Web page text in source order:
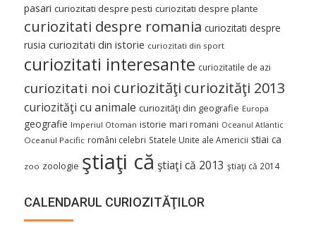
pasari curiozitati despre pesti curiozitati despre plante
curiozitati despre romania curiozitati despre
rusia curiozitati din istorie curiozitati din sport
curiozitati interesante curiozitatile de azi
curiozitati noi curiozităţi curiozităţi 2013
curiozităţi cu animale curiozităţi din geografie Europa
geografie Imperiul Otoman istorie mari romani Oceanul Atlantic
Oceanul Pacific români celebri Statele Unite ale Americii stiai ca
zoo zoologie ştiaţi că ştiaţi că 2013 ştiaţi că 2014
CALENDARUL CURIOZITĂŢILOR